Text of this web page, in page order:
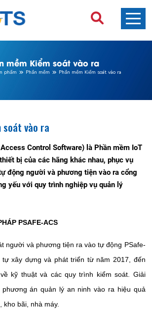
mềm Kiểm soát vào ra
phẩm Phần mềm Phần mềm Kiểm soát vào ra
soát vào ra
Control Software) là Phần mềm IoT
bị của các hãng khác nhau, phục vụ
động người và phương tiện vào ra cổng
yếu với quy trình nghiệp vụ quản lý
PSAFE-ACS
người và phương tiện ra vào tự động PSafe-
tự xây dựng và phát triển từ năm 2017, đến
kỹ thuật và các quy trình kiểm soát. Giải
phương án quản lý an ninh vào ra hiệu quả
kho bãi, nhà máy.